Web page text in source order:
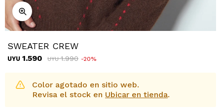
SWEATER CREW
UYU 1.590 UYU 1.990 20
Color agotado en sitio web.
Revisa el stock en Ubicar en tienda.